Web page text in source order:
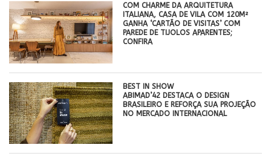
COM CHARME DA ARQUITETURA
ITALIANA, CASA DE VILA COM 120M²
GANHA ‘CARTÃO DE VISITAS’ COM
PAREDE DE TIJOLOS APARENTES;
CONFIRA
BEST IN SHOW
ABIMAD’42 DESTACA O DESIGN
BRASILEIRO E REFORÇA SUA PROJEÇÃO
NO MERCADO INTERNACIONAL